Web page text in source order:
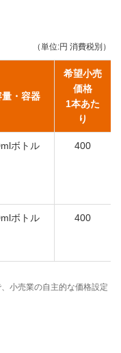
（単位:円 消費税別）
量・容器
希望小売
価格
1本あた
り
ボトル 400
ボトル 400
小売業の自主的な価格設定